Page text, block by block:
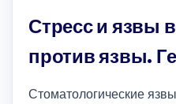
Стресс и язвы
против язвы.
Стоматологические